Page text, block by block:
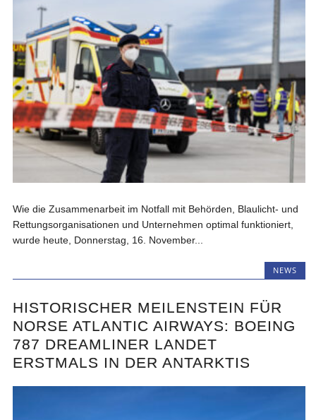
Wie die Zusammenarbeit im Notfall mit Behörden, Blaulicht- und
Rettungsorganisationen und Unternehmen optimal funktioniert,
wurde heute, Donnerstag, 16. November...
NEWS
HISTORISCHER MEILENSTEIN FÜR
NORSE ATLANTIC AIRWAYS: BOEING
787 DREAMLINER LANDET
ERSTMALS IN DER ANTARKTIS